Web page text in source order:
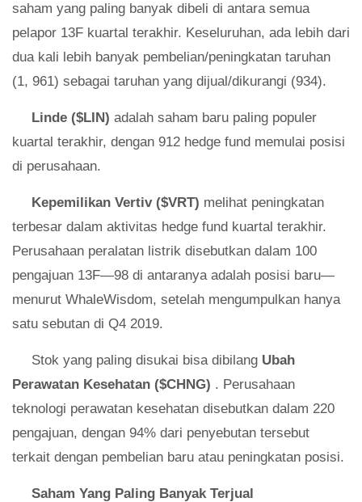
saham yang paling banyak dibeli di antara semua
pelapor 13F kuartal terakhir. Keseluruhan, ada lebih dari
dua kali lebih banyak pembelian/peningkatan taruhan
(1, 961) sebagai taruhan yang dijual/dikurangi (934).
Linde ($LIN) adalah saham baru paling populer
kuartal terakhir, dengan 912 hedge fund memulai posisi
di perusahaan.
Kepemilikan Vertiv ($VRT) melihat peningkatan
terbesar dalam aktivitas hedge fund kuartal terakhir.
Perusahaan peralatan listrik disebutkan dalam 100
pengajuan 13F—98 di antaranya adalah posisi baru—
menurut WhaleWisdom, setelah mengumpulkan hanya
satu sebutan di Q4 2019.
Stok yang paling disukai bisa dibilang Ubah
Perawatan Kesehatan ($CHNG) . Perusahaan
teknologi perawatan kesehatan disebutkan dalam 220
pengajuan, dengan 94% dari penyebutan tersebut
terkait dengan pembelian baru atau peningkatan posisi.
Saham Yang Paling Banyak Terjual